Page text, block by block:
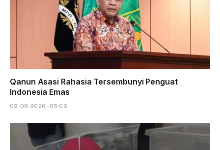
Qanun Asasi Rahasia Tersembunyi Penguat
Indonesia Emas
09-08-2026 - 05.06